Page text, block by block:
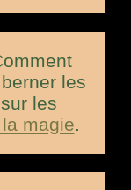
les
les
magie.